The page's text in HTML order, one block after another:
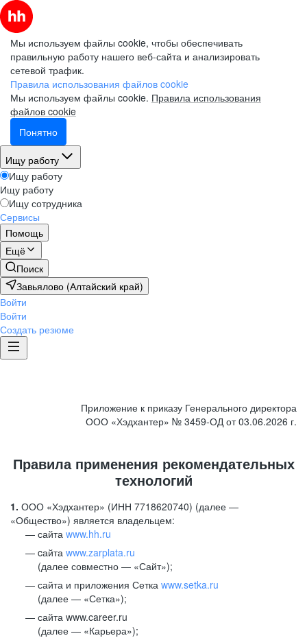
Мы используем файлы cookie, чтобы обеспечивать
правильную работу нашего веб-сайта и анализировать
сетевой трафик.
Правила использования файлов cookie
Мы используем файлы cookie. Правила использования
файлов cookie
Понятно
Ищу работу
Ищу работу
Ищу работу
Ищу сотрудника
Сервисы
Помощь
Ещё
Поиск
Завьялово (Алтайский край)
Войти
Войти
Создать резюме
Приложение к приказу Генерального директора
ООО «Хэдхантер» № 3459-ОД от 03.06.2026 г.
Правила применения рекомендательных
технологий
1. ООО «Хэдхантер» (ИНН 7718620740) (далее —
«Общество») является владельцем:
сайта www.hh.ru
cайта www.zarplata.ru
(далее совместно — «Сайт»);
сайта и приложения Сетка www.setka.ru
(далее — «Сетка»);
сайта www.career.ru
(далее — «Карьера»);